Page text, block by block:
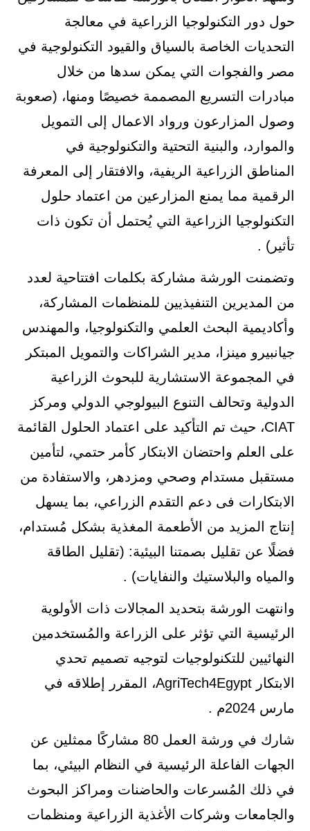
حول دور التكنولوجيا الزراعية في معالجة
التحديات الخاصة بالسياق والقيود التكنولوجية في
مصر والفجوات التي يمكن سدها من خلال
مبادرات التسريع المصممة خصيصًا ومنها، (صعوبة
وصول المزارعون ورواد الاعمال إلى التمويل
والموارد، والبنية التحتية والتكنولوجية في
المناطق الزراعية الريفية، والافتقار إلى المعرفة
الرقمية مما يمنع المزارعين من اعتماد حلول
التكنولوجيا الزراعية التي يُحتمل أن تكون ذات
تأثير) .
وتضمنت الورشة مشاركة بكلمات افتتاحية لعدد
من المديرين التنفيذيين للمنظمات المشاركة،
وأكاديمية البحث العلمي والتكنولوجيا، والمهندس
جيانبيرو مينزا، مدير الشراكات والتمويل المبتكر
في المجموعة الاستشارية للبحوث الزراعية
الدولية وتحالف التنوع البيولوجي الدولي ومركز
CIAT، حيث تم التأكيد على اعتماد الحلول القائمة
على العلم واحتضان الابتكار كأمر حتمي، لتأمين
مستقبل مستدام وصحي ومزدهر، والاستفادة من
الابتكارات فى دعم التقدم الزراعي، بما يسهل
إنتاج المزيد من الأطعمة المغذية بشكل مُستدام،
فضلًا عن تقليل بصمتنا البيئية: (تقليل الطاقة
والمياه والبلاستيك والنفايات) .
وانتهت الورشة بتحديد المجالات ذات الأولوية
الرئيسية التي تؤثر على الزراعة والمُستخدمين
النهائيين للتكنولوجيات لتوجيه تصميم تحدي
الابتكار AgriTech4Egypt، المقرر إطلاقه في
مارس 2024م .
شارك في ورشة العمل 80 مشاركًا ممثلين عن
الجهات الفاعلة الرئيسية في النظام البيئي، بما
في ذلك المُسرعات والحاضنات ومراكز البحوث
والجامعات وشركات الأغذية الزراعية ومنظمات